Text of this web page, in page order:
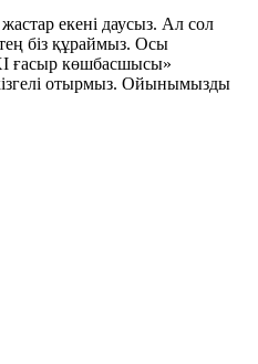
екені даусыз. Ал сол
біз құраймыз. Осы
ғасыр көшбасшысы»
отырмыз. Ойынымызды